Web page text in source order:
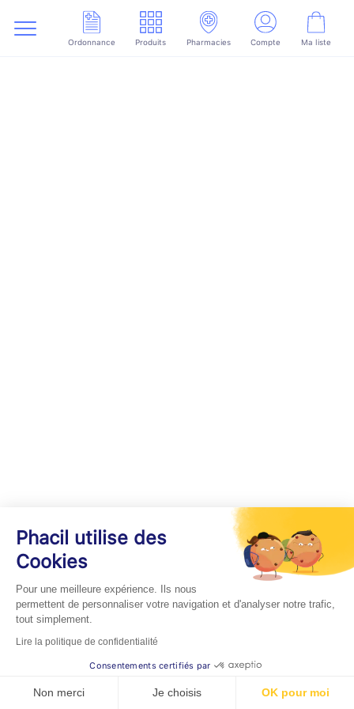
Ordonnance Produits Pharmacies Compte Ma liste
Phacil utilise des
Cookies
Pour une meilleure expérience. Ils nous
permettent de personnaliser votre navigation et d'analyser notre trafic,
tout simplement.
Lire la politique de confidentialité
Consentements certifiés par
Non merci Je choisis OK pour moi